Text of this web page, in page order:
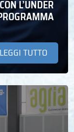
L’UNDER
LEGGI TUTTO